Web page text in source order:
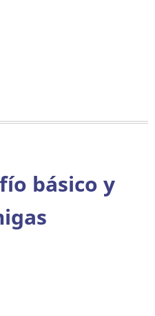
básico y